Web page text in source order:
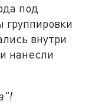
под
внутри
нанесли